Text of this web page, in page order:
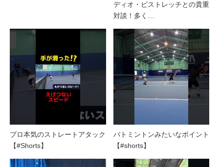
ディオ・ピストレッチとの貴重
対談！多く…
プロ本気のストレートアタック
【#Shorts】
バトミントンみたいなポイント
【#shorts】